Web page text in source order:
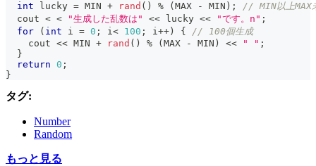
int lucky = MIN + rand ( ) % ( MAX - MIN ) ;
// MIN以上MAX
  cout
< < "生成した乱数は" << lucky << "です。n" ;
for
( int i = 0 ; i< 100 ; i++ ) {
// 100個生成
    cout
<< MIN + rand ( ) % ( MAX - MIN ) << " " ;
}
return 0 ;
}
タグ:
Number
Random
もっと見る